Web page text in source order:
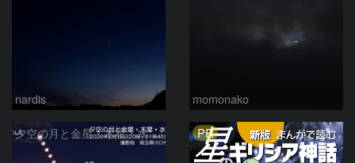
nardis momonako
夕空の月と金星・木星・水星の接近 2026/6/18 PR